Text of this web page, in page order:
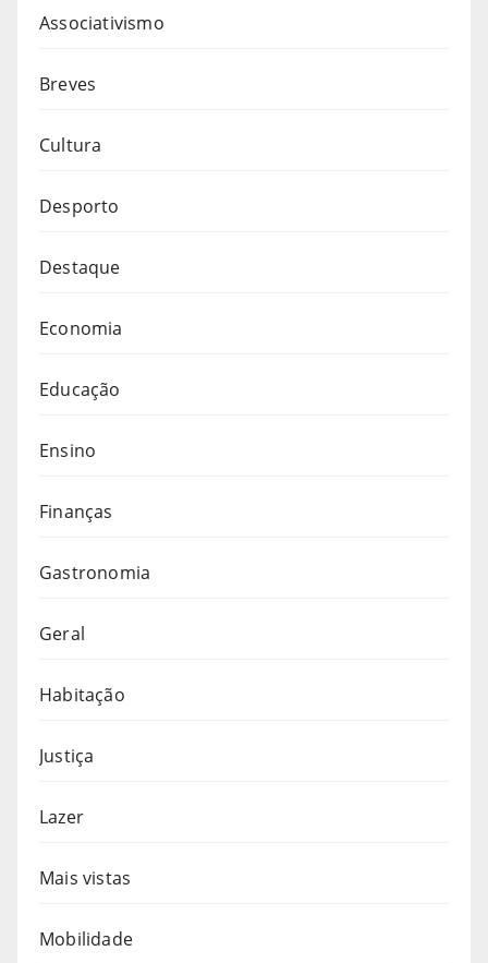
Associativismo
Breves
Cultura
Desporto
Destaque
Economia
Educação
Ensino
Finanças
Gastronomia
Geral
Habitação
Justiça
Lazer
Mais vistas
Mobilidade